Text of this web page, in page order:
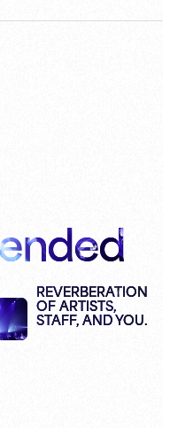
REVERBERATION
OF ARTISTS,
STAFF, AND YOU.